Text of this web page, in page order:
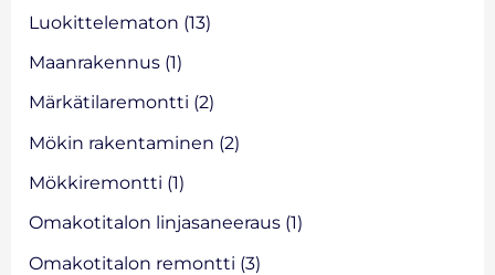
Luokittelematon (13)
Maanrakennus (1)
Märkätilaremontti (2)
Mökin rakentaminen (2)
Mökkiremontti (1)
Omakotitalon linjasaneeraus (1)
Omakotitalon remontti (3)